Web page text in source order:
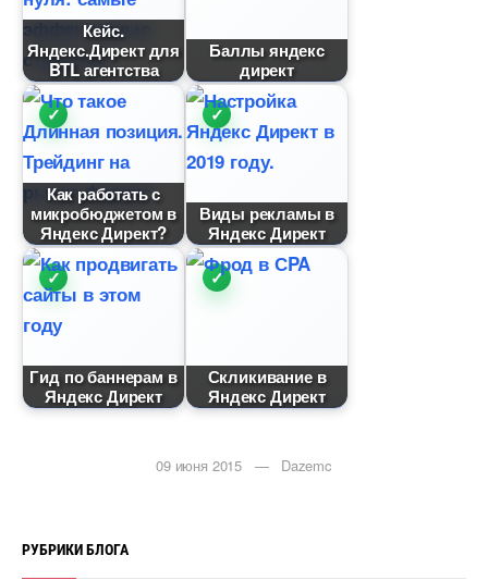
Кейс.
Яндекс.Директ для
BTL агентства
Баллы яндекс
директ
Как работать с
микробюджетом
Яндекс Директ?
иды рекламы
Яндекс Директ
Гид по баннерам
Яндекс Директ
Скликивание
Яндекс Директ
09 июня 2015 — Dazemc
РУБРИКИ БЛОГА